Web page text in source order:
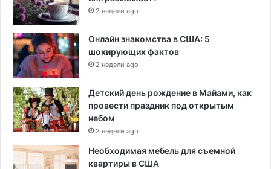
2 недели ago
Онлайн знакомства в США: 5
шокирующих фактов
2 недели ago
Детский день рождение в Майами, как
провести праздник под открытым
небом
2 недели ago
Необходимая мебель для съемной
квартиры в США